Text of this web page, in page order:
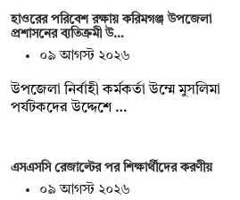
হাওরের পরিবেশ রক্ষায় করিমগঞ্জ উপজেলা
প্রশাসনের ব্যতিক্রমী উ…
০৯ আগস্ট ২০২৬
‎উপজেলা নির্বাহী কর্মকর্তা উম্মে মুসলিমা
পর্যটকদের উদ্দেশে …
এসএসসি রেজাল্টের পর শিক্ষার্থীদের করণীয়
০৯ আগস্ট ২০২৬